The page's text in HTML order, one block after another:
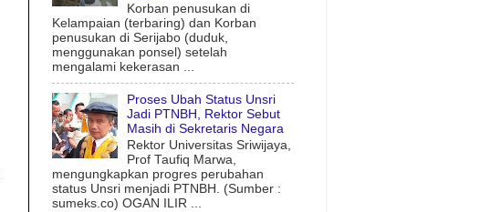
Korban penusukan di
Kelampaian (terbaring) dan Korban
penusukan di Serijabo (duduk,
menggunakan ponsel) setelah
mengalami kekerasan ...
Proses Ubah Status Unsri
Jadi PTNBH, Rektor Sebut
Masih di Sekretaris Negara
Rektor Universitas Sriwijaya,
Prof Taufiq Marwa,
mengungkapkan progres perubahan
status Unsri menjadi PTNBH. (Sumber :
sumeks.co) OGAN ILIR ...